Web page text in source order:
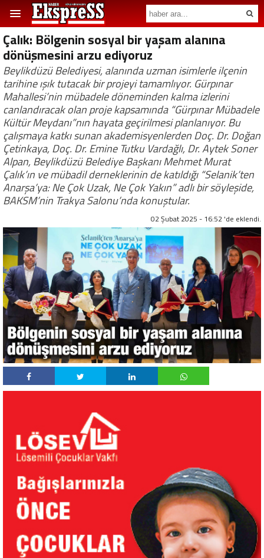
Çalık: Bölgenin sosyal bir yaşam alanına
dönüşmesini arzu ediyoruz
Beylikdüzü Belediyesi, alanında uzman isimlerle ilçenin
tarihine ışık tutacak bir projeyi tamamlıyor. Gürpınar
Mahallesi’nin mübadele döneminden kalma izlerini
canlandıracak olan proje kapsamında “Gürpınar Mübadele
Kültür Meydanı”nın hayata geçirilmesi planlanıyor. Bu
çalışmaya katkı sunan akademisyenlerden Doç. Dr. Doğan
Çetinkaya, Doç. Dr. Emine Tutku Vardağlı, Dr. Aytek Soner
Alpan, Beylikdüzü Belediye Başkanı Mehmet Murat
Çalık’ın ve mübadil derneklerinin de katıldığı “Selanik’ten
Anarşa’ya: Ne Çok Uzak, Ne Çok Yakın” adlı bir söyleşide,
BAKSM’nin Trakya Salonu’nda konuştular.
02 Şubat 2025 - 16:52 'de eklendi.